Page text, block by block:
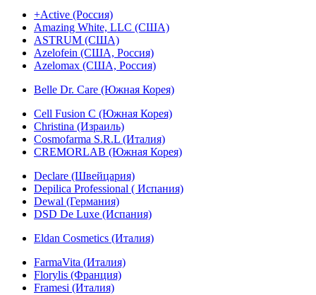
+Active (Россия)
Amazing White, LLC (США)
ASTRUM (США)
Azelofein (США, Россия)
Azelomax (США, Россия)
Belle Dr. Care (Южная Корея)
Cell Fusion C (Южная Корея)
Christina (Израиль)
Cosmofarma S.R.L (Италия)
CREMORLAB (Южная Корея)
Declare (Швейцария)
Depilica Professional ( Испания)
Dewal (Германия)
DSD De Luxe (Испания)
Eldan Cosmetics (Италия)
FarmaVita (Италия)
Florylis (Франция)
Framesi (Италия)